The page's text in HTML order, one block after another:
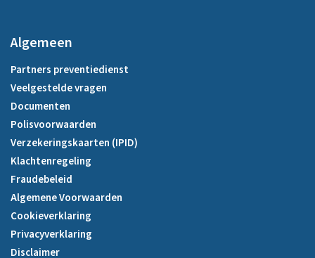
Algemeen
Partners preventiedienst
Veelgestelde vragen
Documenten
Polisvoorwaarden
Verzekeringskaarten (IPID)
Klachtenregeling
Fraudebeleid
Algemene Voorwaarden
Cookieverklaring
Privacyverklaring
Disclaimer